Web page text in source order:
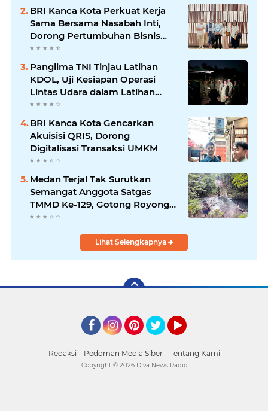
BRI Kanca Kota Perkuat Kerja
Sama Bersama Nasabah Inti,
Dorong Pertumbuhan Bisnis
Berkelanjutan
Panglima TNI Tinjau Latihan
KDOL, Uji Kesiapan Operasi
Lintas Udara dalam Latihan
Terintegrasi TNI 2026
BRI Kanca Kota Gencarkan
Akuisisi QRIS, Dorong
Digitalisasi Transaksi UMKM
Medan Terjal Tak Surutkan
Semangat Anggota Satgas
TMMD Ke-129, Gotong Royong
Wujudkan Pembangunan di
Lihat Selengkapnya
Redaksi Pedoman Media Siber Tentang Kami
Copyright © 2026 Diva News Radio